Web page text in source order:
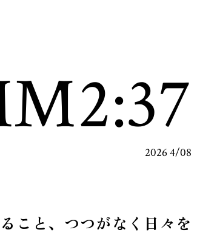
12:37
2026 4/08
こと、つつがなく日々を